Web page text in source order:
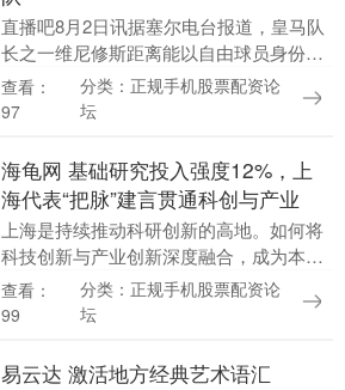
直播吧8月2日讯据塞尔电台报道，皇马队
长之一维尼修斯距离能以自由球员身份与
其他俱乐部谈判仅剩5个月。目前，维尼修
斯与皇家马德里尚未就续约达成一致，这
查看：
97
分类：正规手机股票配资论
坛
海龟网 基础研究投入强度12%，上
海代表“把脉”建言贯通科创与产业
上海是持续推动科研创新的高地。如何将
科技创新与产业创新深度融合，成为本届
上海两会上热议的话题。 “成果在产业内
扩散应用和转化的活动，是科技价值的最
查看：
99
分类：正规手机股票配资论
坛
易云达 激活地方经典艺术语汇